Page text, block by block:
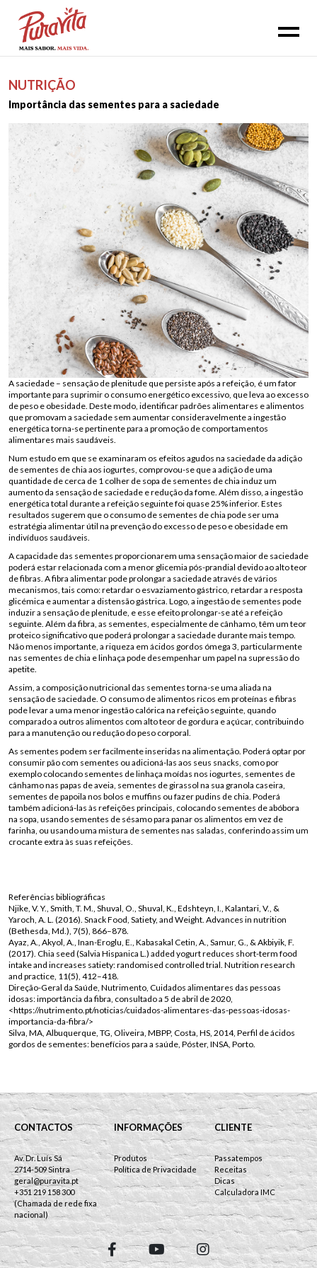
NUTRIÇÃO
Importância das sementes para a saciedade
A saciedade – sensação de plenitude que persiste após a refeição, é um fator
importante para suprimir o consumo energético excessivo, que leva ao excesso
de peso e obesidade. Deste modo, identificar padrões alimentares e alimentos
que promovam a saciedade sem aumentar consideravelmente a ingestão
energética torna-se pertinente para a promoção de comportamentos
alimentares mais saudáveis.
Num estudo em que se examinaram os efeitos agudos na saciedade da adição
de sementes de chia aos iogurtes, comprovou-se que a adição de uma
quantidade de cerca de 1 colher de sopa de sementes de chia induz um
aumento da sensação de saciedade e redução da fome. Além disso, a ingestão
energética total durante a refeição seguinte foi quase 25% inferior. Estes
resultados sugerem que o consumo de sementes de chia pode ser uma
estratégia alimentar útil na prevenção do excesso de peso e obesidade em
indivíduos saudáveis.
A capacidade das sementes proporcionarem uma sensação maior de saciedade
poderá estar relacionada com a menor glicemia pós-prandial devido ao alto teor
de fibras. A fibra alimentar pode prolongar a saciedade através de vários
mecanismos, tais como: retardar o esvaziamento gástrico, retardar a resposta
glicémica e aumentar a distensão gástrica. Logo, a ingestão de sementes pode
induzir a sensação de plenitude, e esse efeito prolongar-se até a refeição
seguinte. Além da fibra, as sementes, especialmente de cânhamo, têm um teor
proteico significativo que poderá prolongar a saciedade durante mais tempo.
Não menos importante, a riqueza em ácidos gordos ómega 3, particularmente
nas sementes de chia e linhaça pode desempenhar um papel na supressão do
apetite.
Assim, a composição nutricional das sementes torna-se uma aliada na
sensação de saciedade. O consumo de alimentos ricos em proteínas e fibras
pode levar a uma menor ingestão calórica na refeição seguinte, quando
comparado a outros alimentos com alto teor de gordura e açúcar, contribuindo
para a manutenção ou redução do peso corporal.
As sementes podem ser facilmente inseridas na alimentação. Poderá optar por
consumir pão com sementes ou adicioná-las aos seus snacks, como por
exemplo colocando sementes de linhaça moídas nos iogurtes, sementes de
cânhamo nas papas de aveia, sementes de girassol na sua granola caseira,
sementes de papoila nos bolos e muffins ou fazer pudins de chia. Poderá
também adicioná-las às refeições principais, colocando sementes de abóbora
na sopa, usando sementes de sésamo para panar os alimentos em vez de
farinha, ou usando uma mistura de sementes nas saladas, conferindo assim um
crocante extra às suas refeições.
Referências bibliográficas
Njike, V. Y., Smith, T. M., Shuval, O., Shuval, K., Edshteyn, I., Kalantari, V., &
Yaroch, A. L. (2016). Snack Food, Satiety, and Weight. Advances in nutrition
(Bethesda, Md.), 7(5), 866–878.
Ayaz, A., Akyol, A., Inan-Eroglu, E., Kabasakal Cetin, A., Samur, G., & Akbiyik, F.
(2017). Chia seed (Salvia Hispanica L.) added yogurt reduces short-term food
intake and increases satiety: randomised controlled trial. Nutrition research
and practice, 11(5), 412–418.
Direção-Geral da Saúde, Nutrimento, Cuidados alimentares das pessoas
idosas: importância da fibra, consultado a 5 de abril de 2020,
<https://nutrimento.pt/noticias/cuidados-alimentares-das-pessoas-idosas-
importancia-da-fibra/>
Silva, MA, Albuquerque, TG, Oliveira, MBPP, Costa, HS, 2014, Perfil de ácidos
gordos de sementes: benefícios para a saúde, Póster, INSA, Porto.
CONTACTOS
Av. Dr. Luís Sá
2714-509 Sintra
geral@puravita.pt
+351 219 158 300
(Chamada de rede fixa
nacional)
INFORMAÇÕES
Produtos
Política de Privacidade
CLIENTE
Passatempos
Receitas
Dicas
Calculadora IMC